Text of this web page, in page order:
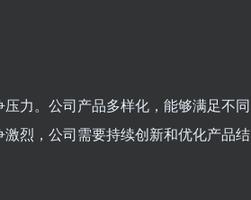
力。公司产品多样化，能够满足不同
烈，公司需要持续创新和优化产品结